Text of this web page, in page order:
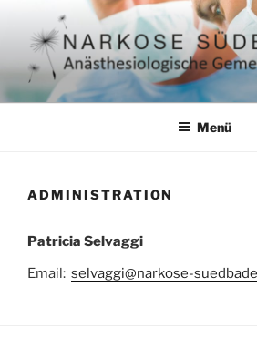
Inhalt
springen
NARKOSE
RALPH LINDNER &
ambulante Anästhesie,
Menü
ADMINISTRATION
Patricia Selvaggi
Email: selvaggi@narkose-